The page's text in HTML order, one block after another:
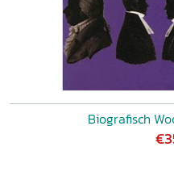
Biografisch